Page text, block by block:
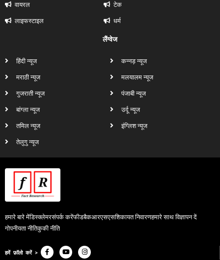
वायरल
लाइफस्टाइल
टेक
धर्म
लैंग्वेज
हिंदी न्यूज
मराठी न्यूज
गुजराती न्यूज
बांग्ला न्यूज
तमिल न्यूज
तेलुगु न्यूज
कन्नड़ न्यूज
मलयालम न्यूज
पंजाबी न्यूज
उर्दू न्यूज
इंग्लिश न्यूज
हमारे बारे मेंडिस्क्लेमरसंपर्क करेंफीडबैकआरएसएसशिकायत निवारणहमारे साथ विज्ञापन दें
गोपनीयता नीतिकुकी नीति
हमें फ़ॉलो करें >